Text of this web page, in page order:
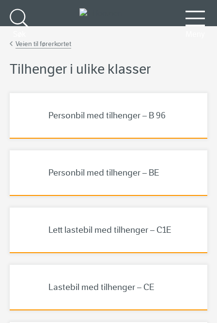
Veien til førerkortet
Tilhenger i ulike klasser
Personbil med tilhenger – B 96
Personbil med tilhenger – BE
Lett lastebil med tilhenger – C1E
Lastebil med tilhenger – CE